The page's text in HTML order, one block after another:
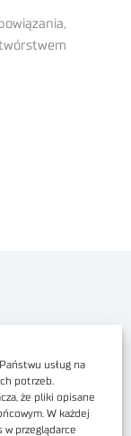
usług na
potrzeb.
że pliki opisane
W każdej
przeglądarce